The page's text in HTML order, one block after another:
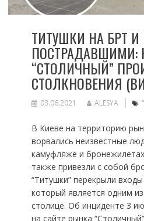
ТИТУШКИ НА БРТ
ПОСТРАДАВШИМИ:
“СТОЛИЧНЫЙ”
СТОЛКНОВЕНИЯ
03.06.2021 ALESYA
В Киеве на территорию
ворвались неизвестные
камуфляже и
также привезли с собой
“Титушки” перекрыли
который является одним
столице. Об инциденте 3
на сайте рынка